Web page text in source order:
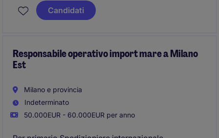
trasformazione della funzione acquisti presso la
sede di Reggio Emilia.
Candidati
Responsabile operativo import mare a Milano
Est
Milano e provincia
Indeterminato
50.000EUR - 60.000EUR per anno